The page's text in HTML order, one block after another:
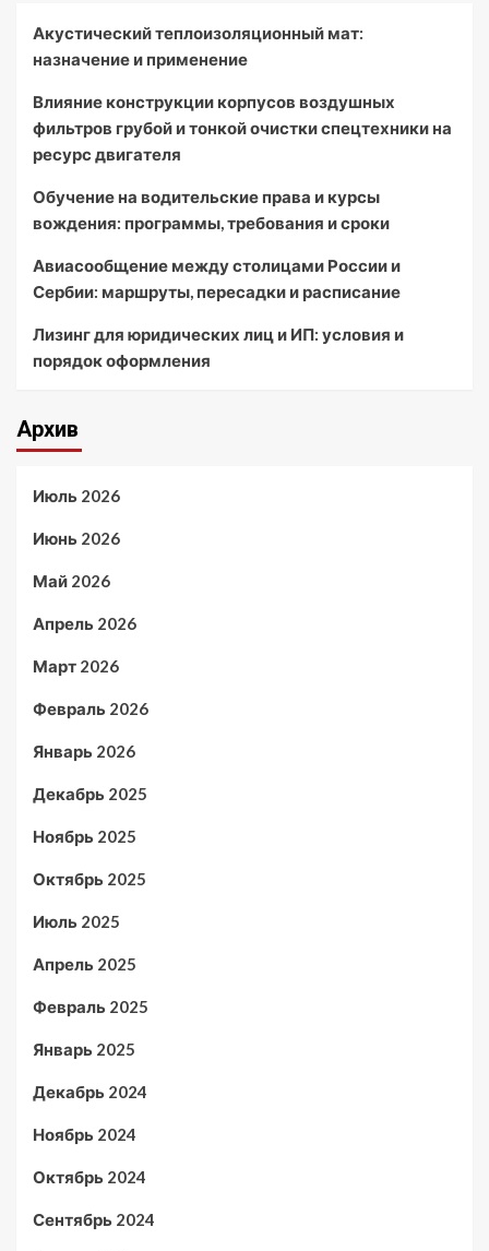
Акустический теплоизоляционный мат:
назначение и применение
Влияние конструкции корпусов воздушных
фильтров грубой и тонкой очистки спецтехники на
ресурс двигателя
Обучение на водительские права и курсы
вождения: программы, требования и сроки
Авиасообщение между столицами России и
Сербии: маршруты, пересадки и расписание
Лизинг для юридических лиц и ИП: условия и
порядок оформления
Архив
Июль 2026
Июнь 2026
Май 2026
Апрель 2026
Март 2026
Февраль 2026
Январь 2026
Декабрь 2025
Ноябрь 2025
Октябрь 2025
Июль 2025
Апрель 2025
Февраль 2025
Январь 2025
Декабрь 2024
Ноябрь 2024
Октябрь 2024
Сентябрь 2024